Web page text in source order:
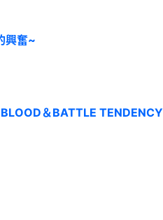
興奮~
＆BATTLE TENDENCY